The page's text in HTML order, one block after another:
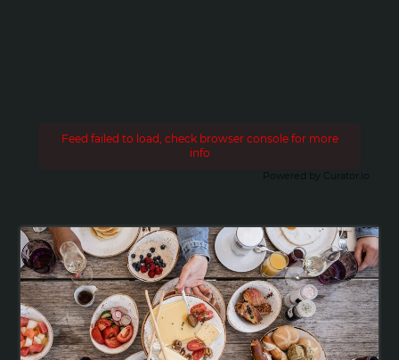
Feed failed to load, check browser console for more
info
Powered by Curator.io